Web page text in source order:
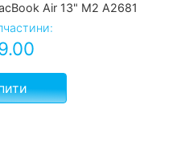
Air 13" M2 A2681